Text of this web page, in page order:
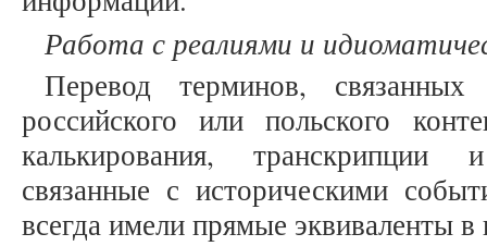
Работа с реалиями и
Перевод терминов,
российского или польского
калькирования,
связанные с историческими
всегда имели прямые эквиваленты в